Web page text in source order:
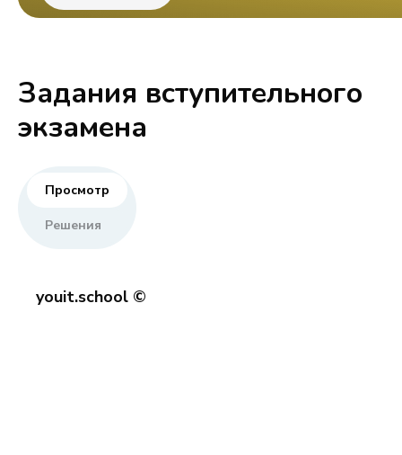
Задания вступительного
экзамена
Просмотр
Решения
youit.school ©